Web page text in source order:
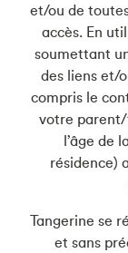
et/ou de
accès. En
soumettant
des liens et/
compris le
votre parent/
l’âge de
résidence)
Tangerine se
et sans